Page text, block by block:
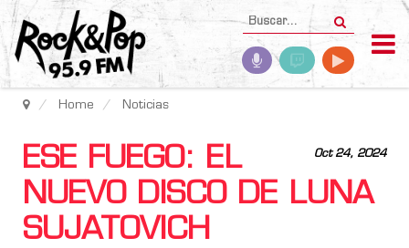
Home Noticias
Oct 24, 2024
ESE FUEGO: EL
NUEVO DISCO DE LUNA
SUJATOVICH